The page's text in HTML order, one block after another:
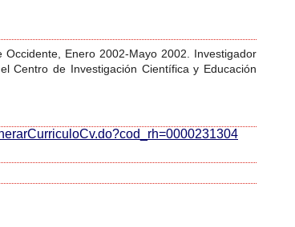
Enero 2002-Mayo 2002. Investigador
Centro de Investigación Científica y Educación